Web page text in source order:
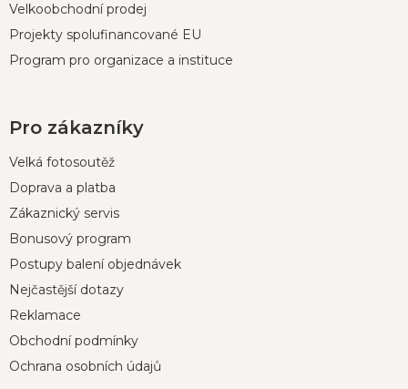
Velkoobchodní prodej
Projekty spolufinancované EU
Program pro organizace a instituce
Pro zákazníky
Velká fotosoutěž
Doprava a platba
Zákaznický servis
Bonusový program
Postupy balení objednávek
Nejčastější dotazy
Reklamace
Obchodní podmínky
Ochrana osobních údajů